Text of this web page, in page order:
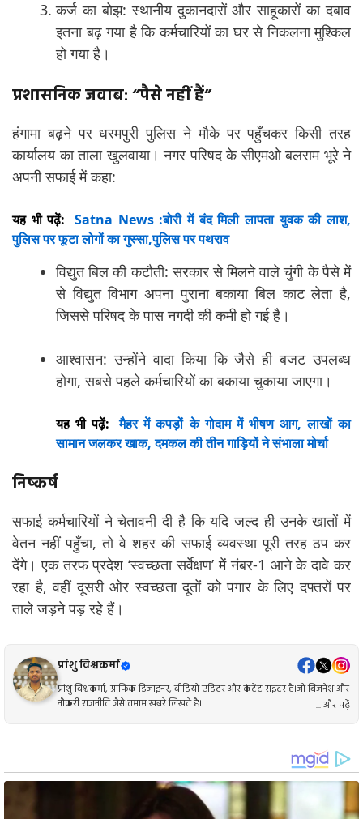
कर्ज का बोझ: स्थानीय दुकानदारों और साहूकारों का दबाव
इतना बढ़ गया है कि कर्मचारियों का घर से निकलना मुश्किल
हो गया है।
प्रशासनिक जवाब: “पैसे नहीं हैं”
हंगामा बढ़ने पर धरमपुरी पुलिस ने मौके पर पहुँचकर किसी तरह
कार्यालय का ताला खुलवाया। नगर परिषद के सीएमओ बलराम भूरे ने
अपनी सफाई में कहा:
यह भी पढ़ें: Satna News :बोरी में बंद मिली लापता युवक की लाश,
पुलिस पर फूटा लोगों का गुस्सा,पुलिस पर पथराव
विद्युत बिल की कटौती: सरकार से मिलने वाले चुंगी के पैसे में
से विद्युत विभाग अपना पुराना बकाया बिल काट लेता है,
जिससे परिषद के पास नगदी की कमी हो गई है।
आश्वासन: उन्होंने वादा किया कि जैसे ही बजट उपलब्ध
होगा, सबसे पहले कर्मचारियों का बकाया चुकाया जाएगा।
यह भी पढ़ें:
मैहर में कपड़ों के गोदाम में भीषण आग, लाखों का
सामान जलकर खाक, दमकल की तीन गाड़ियों ने संभाला मोर्चा
निष्कर्ष
सफाई कर्मचारियों ने चेतावनी दी है कि यदि जल्द ही उनके खातों में
वेतन नहीं पहुँचा, तो वे शहर की सफाई व्यवस्था पूरी तरह ठप कर
देंगे। एक तरफ प्रदेश ‘स्वच्छता सर्वेक्षण’ में नंबर-1 आने के दावे कर
रहा है, वहीं दूसरी ओर स्वच्छता दूतों को पगार के लिए दफ्तरों पर
ताले जड़ने पड़ रहे हैं।
प्रांशु विश्वकर्मा
प्रांशु विश्वकर्मा, ग्राफिक डिजाइनर, वीडियो एडिटर और कंटेंट राइटर है।जो बिजनेश और
नौकरी राजनीति जैसे तमाम खबरे लिखते है।
... और पढ़ें